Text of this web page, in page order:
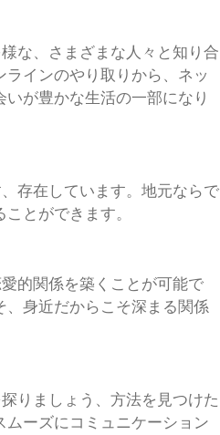
な、さまざまな人々と知り合
インのやり取りから、ネッ
が豊かな生活の一部になり
存在しています。地元ならで
とができます。
的関係を築くことが可能で
身近だからこそ深まる関係
りましょう、方法を見つけた
ーズにコミュニケーション